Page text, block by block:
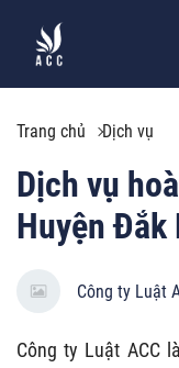
Trang chủ Dịch vụ
Dịch vụ
Huyện Đắk
Công ty Luật
Công ty Luật ACC